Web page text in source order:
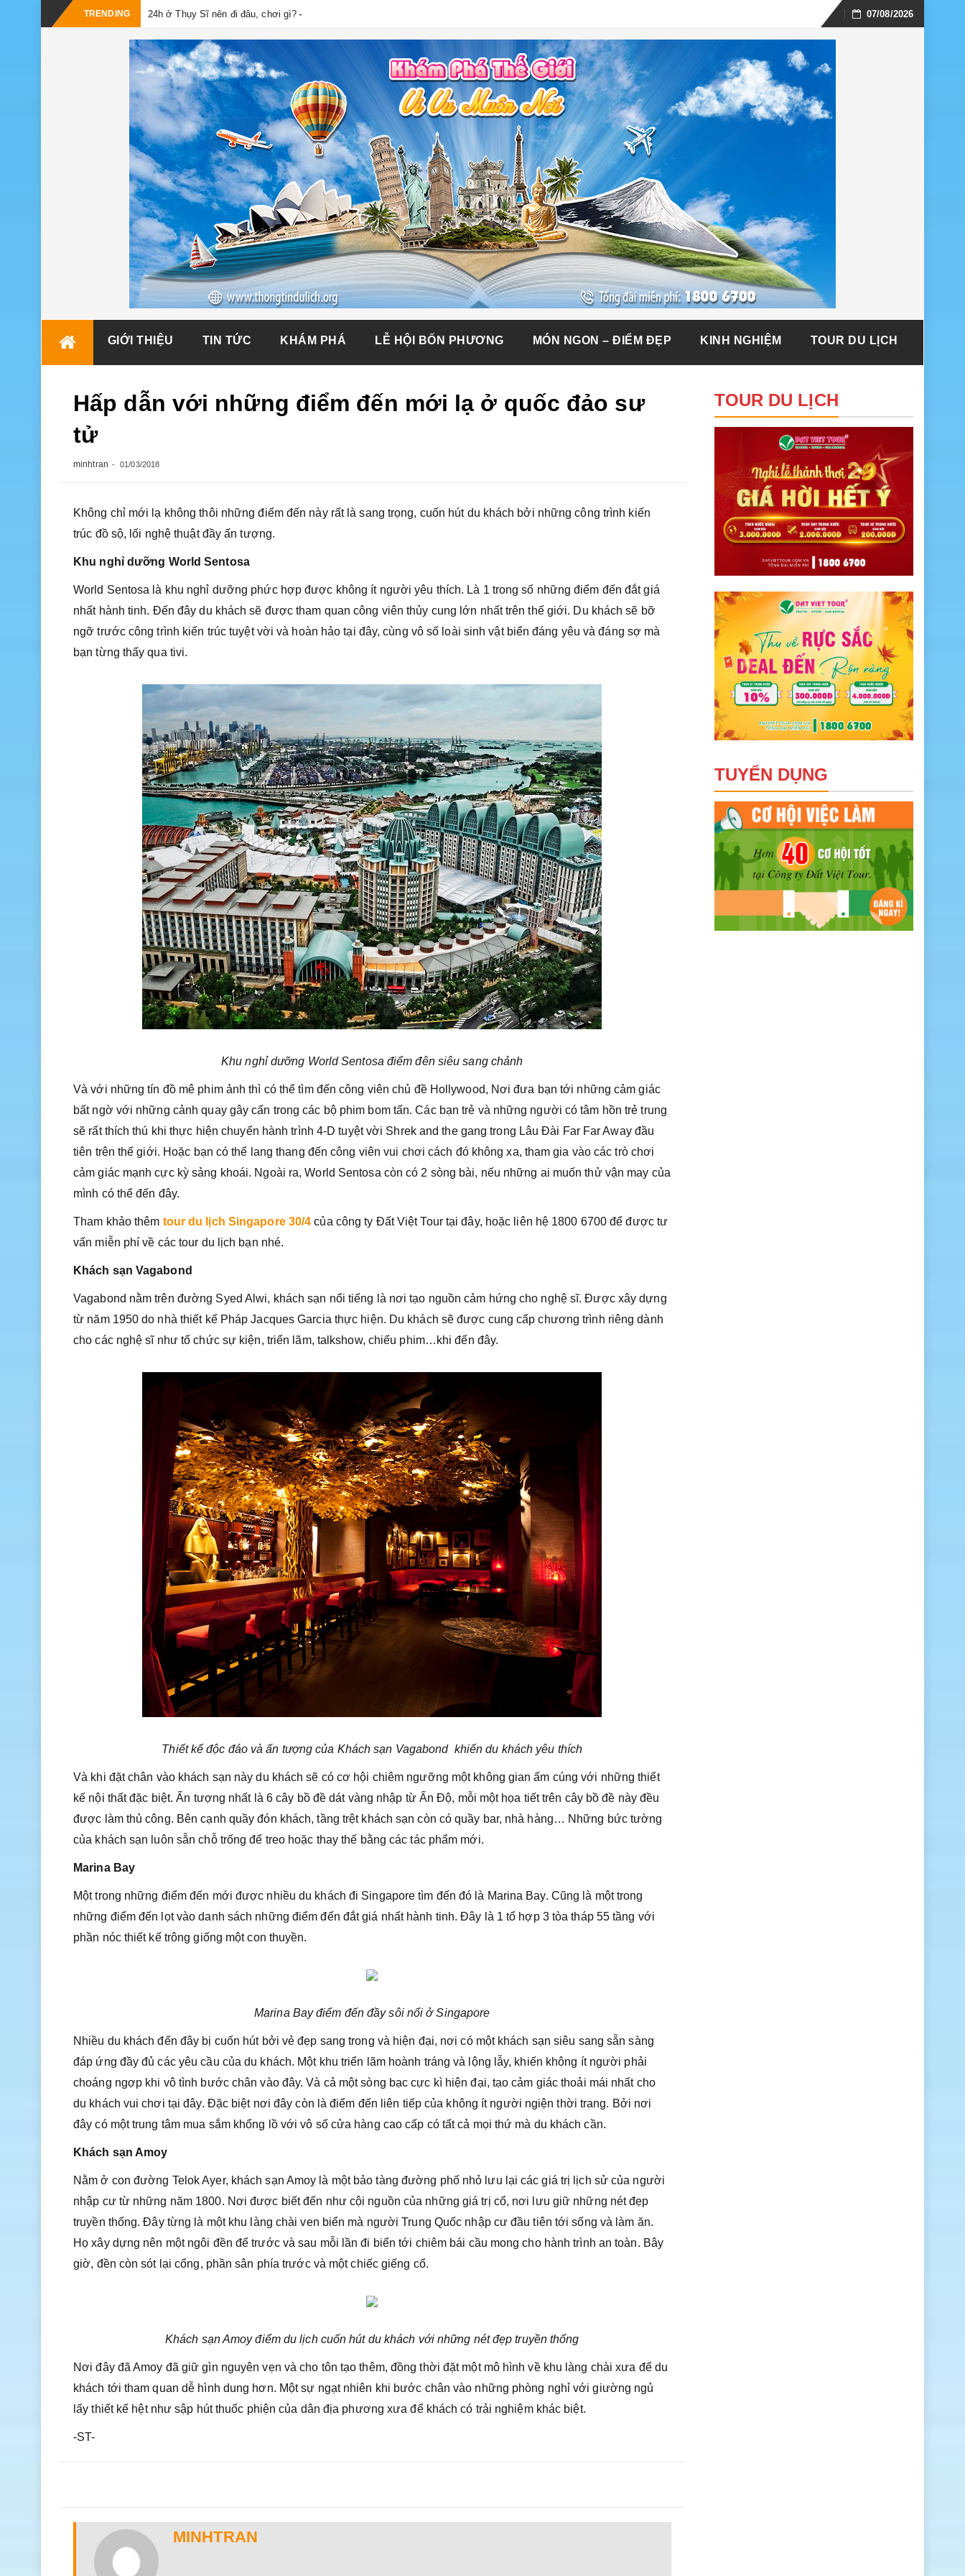
TRENDING
24h ở Thụy Sĩ nên đi đâu, chơi gì?
Skip
07/08/2026
GIỚI THIỆU TIN TỨC KHÁM PHÁ LỄ HỘI BỐN PHƯƠNG MÓN NGON – ĐIỂM ĐẸP KINH NGHIỆM TOUR DU LỊCH
Hấp dẫn với những điểm đến mới lạ ở quốc đảo sư
tử
minhtran 01/03/2018
Không chỉ mới lạ không thôi những điểm đến này rất là sang trọng, cuốn hút du khách bởi những công trình kiến
trúc đồ sộ, lối nghệ thuật đầy ấn tượng.
Khu nghỉ dưỡng World Sentosa
World Sentosa là khu nghỉ dưỡng phức hợp được không ít người yêu thích. Là 1 trong số những điểm đến đắt giá
nhất hành tinh. Đến đây du khách sẽ được tham quan công viên thủy cung lớn nhất trên thế giới. Du khách sẽ bỡ
ngỡ trước công trình kiến trúc tuyệt vời và hoàn hảo tại đây, cùng vô số loài sinh vật biển đáng yêu và đáng sợ mà
bạn từng thấy qua tivi.
Khu nghỉ dưỡng World Sentosa điểm đên siêu sang chảnh
Và với những tín đồ mê phim ảnh thì có thể tìm đến công viên chủ đề Hollywood, Nơi đưa bạn tới những cảm giác
bất ngờ với những cảnh quay gây cấn trong các bộ phim bom tấn. Các bạn trẻ và những người có tâm hồn trẻ trung
sẽ rất thích thú khi thực hiện chuyến hành trình 4-D tuyệt vời Shrek and the gang trong Lâu Đài Far Far Away đầu
tiên trên thế giới. Hoặc bạn có thể lang thang đến công viên vui chơi cách đó không xa, tham gia vào các trò chơi
cảm giác mạnh cực kỳ sảng khoái. Ngoài ra, World Sentosa còn có 2 sòng bài, nếu những ai muốn thử vận may của
mình có thể đến đây.
Tham khảo thêm tour du lịch Singapore 30/4 của công ty Đất Việt Tour tại đây, hoặc liên hệ 1800 6700 để được tư
vấn miễn phí về các tour du lịch bạn nhé.
Khách sạn Vagabond
Vagabond nằm trên đường Syed Alwi, khách sạn nổi tiếng là nơi tạo nguồn cảm hứng cho nghệ sĩ. Được xây dựng
từ năm 1950 do nhà thiết kế Pháp Jacques Garcia thực hiện. Du khách sẽ được cung cấp chương trình riêng dành
cho các nghệ sĩ như tổ chức sự kiện, triển lãm, talkshow, chiếu phim…khi đến đây.
Thiết kế độc đáo và ấn tượng của Khách sạn Vagabond khiến du khách yêu thích
Và khi đặt chân vào khách sạn này du khách sẽ có cơ hội chiêm ngưỡng một không gian ấm cúng với những thiết
kế nội thất đặc biệt. Ấn tượng nhất là 6 cây bồ đề dát vàng nhập từ Ấn Độ, mỗi một họa tiết trên cây bồ đề này đều
được làm thủ công. Bên cạnh quầy đón khách, tầng trệt khách sạn còn có quầy bar, nhà hàng… Những bức tường
của khách sạn luôn sẵn chỗ trống để treo hoặc thay thế bằng các tác phẩm mới.
Marina Bay
Một trong những điểm đến mới được nhiều du khách đi Singapore tìm đến đó là Marina Bay. Cũng là một trong
những điểm đến lọt vào danh sách những điểm đến đắt giá nhất hành tinh. Đây là 1 tổ hợp 3 tòa tháp 55 tầng với
phần nóc thiết kế trông giống một con thuyền.
Marina Bay điểm đến đầy sôi nổi ở Singapore
Nhiều du khách đến đây bị cuốn hút bởi vẻ đẹp sang trong và hiện đại, nơi có một khách sạn siêu sang sẵn sàng
đáp ứng đầy đủ các yêu cầu của du khách. Một khu triển lãm hoành tráng và lộng lẫy, khiến không ít người phải
choáng ngợp khi vô tình bước chân vào đây. Và cả một sòng bạc cực kì hiện đại, tạo cảm giác thoải mái nhất cho
du khách vui chơi tại đây. Đặc biệt nơi đây còn là điểm đến liên tiếp của không ít người ngiện thời trang. Bởi nơi
đây có một trung tâm mua sắm khổng lồ với vô số cửa hàng cao cấp có tất cả mọi thứ mà du khách cần.
Khách sạn Amoy
Nằm ở con đường Telok Ayer, khách sạn Amoy là một bảo tàng đường phố nhỏ lưu lại các giá trị lịch sử của người
nhập cư từ những năm 1800. Nơi được biết đến như cội nguồn của những giá trị cổ, nơi lưu giữ những nét đẹp
truyền thống. Đây từng là một khu làng chài ven biển mà người Trung Quốc nhập cư đầu tiên tới sống và làm ăn.
Họ xây dựng nên một ngôi đền để trước và sau mỗi lần đi biển tới chiêm bái cầu mong cho hành trình an toàn. Bây
giờ, đền còn sót lại cổng, phần sân phía trước và một chiếc giếng cổ.
Khách sạn Amoy điểm du lịch cuốn hút du khách với những nét đẹp truyền thống
Nơi đây đã Amoy đã giữ gìn nguyên vẹn và cho tôn tạo thêm, đồng thời đặt một mô hình về khu làng chài xưa để du
khách tới tham quan dễ hình dung hơn. Một sự ngạt nhiên khi bước chân vào những phòng nghỉ với giường ngủ
lấy thiết kế hệt như sập hút thuốc phiện của dân địa phương xưa để khách có trải nghiệm khác biệt.
-ST-
MINHTRAN
TOUR DU LỊCH
TUYỂN DỤNG